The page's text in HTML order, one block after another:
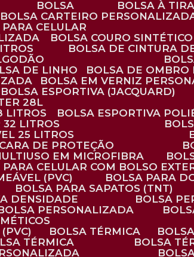
BOLSA BOLSA À
BOLSA CARTEIRO
PARA CELULAR
BOLSA COURO
BOLSA DE CINTURA
DE LINHO BOLSA DE
BOLSA EM VERNIZ
BOLSA ESPORTIVA (JACQUARD)
28L
LITROS
BOLSA ESPORTIVA
32 LITROS
25 LITROS
DE PROTEÇÃO
EM MICROFIBRA
PARA CELULAR COM BOLSO
(PVC)
BOLSA PARA
BOLSA PARA SAPATOS (TNT)
DENSIDADE
BOLSA
BOLSA PERSONALIZADA
BOLSA TÉRMICA
TÉRMICA BOLSA